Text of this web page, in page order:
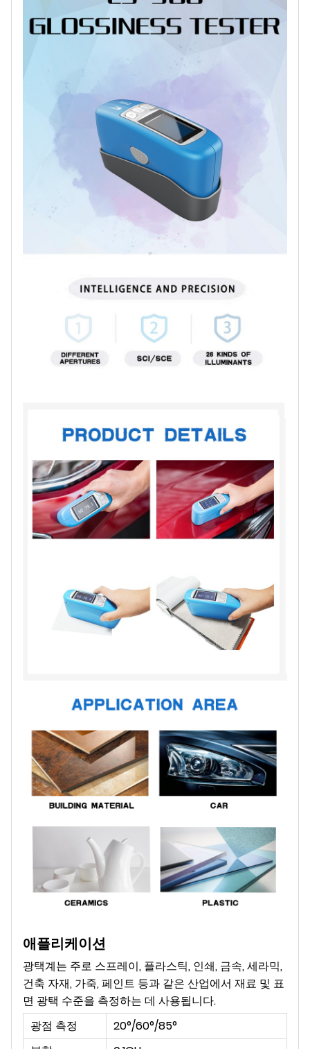
애플리케이션
광택계는 주로 스프레이, 플라스틱, 인쇄, 금속, 세라믹,
건축 자재, 가죽, 페인트 등과 같은 산업에서 재료 및 표
면 광택 수준을 측정하는 데 사용됩니다.
광점 측정
20°/60°/85°